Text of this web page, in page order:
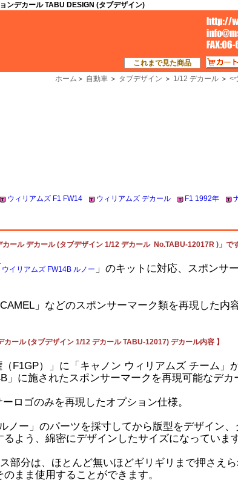
ンデカール TABU DESIGN (タブデザイン)
ホーム ＞ 自動車 ＞ タブデザイン ＞ 1/12 デカール ＞ <
ウィリアムズ F1 FW14 ウィリアムズ デカール F1 1992年
カール デカール (タブデザイン 1/12 デカール No.TABU-12017R )」で
ウイリアムズ FW14B ルノー 」のキットに対応、スポンサ
」などのスポンサーマーク類を再現した内
カール (タブデザイン 1/12 デカール TABU-12017) デカール内容 】
F1GP）」に「キャノン ウィリアムズ チーム」
」に施されたスポンサーマークを再現可能なデカ
ロゴのみを再現したオプション仕様。
ノー」のパーツを採寸してから版型をデザイン、
よう、綿密にデザインしたサイズになっています
部分は、ほとんど無いほどギリギリまで押さえ
まま使用することができます。
これまで見た商品